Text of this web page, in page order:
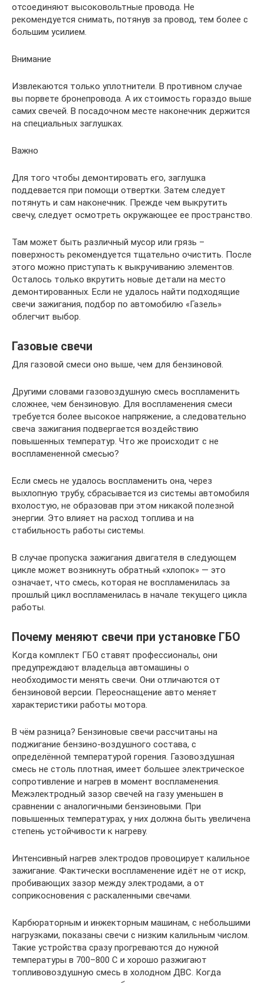
отсоединяют высоковольтные провода. Не
рекомендуется снимать, потянув за провод, тем более с
большим усилием.
Внимание
Извлекаются только уплотнители. В противном случае
вы порвете бронепровода. А их стоимость гораздо выше
самих свечей. В посадочном месте наконечник держится
на специальных заглушках.
Важно
Для того чтобы демонтировать его, заглушка
поддевается при помощи отвертки. Затем следует
потянуть и сам наконечник. Прежде чем выкрутить
свечу, следует осмотреть окружающее ее пространство.
Там может быть различный мусор или грязь –
поверхность рекомендуется тщательно очистить. После
этого можно приступать к выкручиванию элементов.
Осталось только вкрутить новые детали на место
демонтированных. Если не удалось найти подходящие
свечи зажигания, подбор по автомобилю «Газель»
облегчит выбор.
Газовые свечи
Для газовой смеси оно выше, чем для бензиновой.
Другими словами газовоздушную смесь воспламенить
сложнее, чем бензиновую. Для воспламенения смеси
требуется более высокое напряжение, а следовательно
свеча зажигания подвергается воздействию
повышенных температур. Что же происходит с не
воспламененной смесью?
Если смесь не удалось воспламенить она, через
выхлопную трубу, сбрасывается из системы автомобиля
вхолостую, не образовав при этом никакой полезной
энергии. Это влияет на расход топлива и на
стабильность работы системы.
В случае пропуска зажигания двигателя в следующем
цикле может возникнуть обратный «хлопок» — это
означает, что смесь, которая не воспламенилась за
прошлый цикл воспламенилась в начале текущего цикла
работы.
Почему меняют свечи при установке ГБО
Когда комплект ГБО ставят профессионалы, они
предупреждают владельца автомашины о
необходимости менять свечи. Они отличаются от
бензиновой версии. Переоснащение авто меняет
характеристики работы мотора.
В чём разница? Бензиновые свечи рассчитаны на
поджигание бензино-воздушного состава, с
определённой температурой горения. Газовоздушная
смесь не столь плотная, имеет большее электрическое
сопротивление и нагрев в момент воспламенения.
Межэлектродный зазор свечей на газу уменьшен в
сравнении с аналогичными бензиновыми. При
повышенных температурах, у них должна быть увеличена
степень устойчивости к нагреву.
Интенсивный нагрев электродов провоцирует калильное
зажигание. Фактически воспламенение идёт не от искр,
пробивающих зазор между электродами, а от
соприкосновения с раскаленными свечами.
Карбюраторным и инжекторным машинам, с небольшими
нагрузками, показаны свечи с низким калильным числом.
Такие устройства сразу прогреваются до нужной
температуры в 700–800 С и хорошо разжигают
топливовоздушную смесь в холодном ДВС. Когда